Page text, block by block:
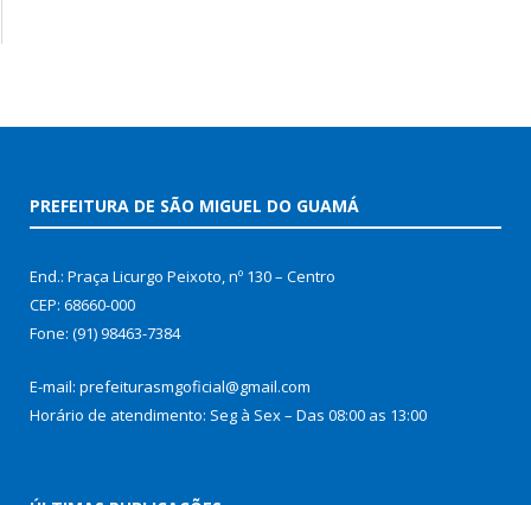
PREFEITURA DE SÃO MIGUEL DO GUAMÁ
End.: Praça Licurgo Peixoto, nº 130 – Centro
CEP: 68660-000
Fone: (91) 98463-7384
E-mail: prefeiturasmgoficial@gmail.com
Horário de atendimento: Seg à Sex – Das 08:00 as 13:00